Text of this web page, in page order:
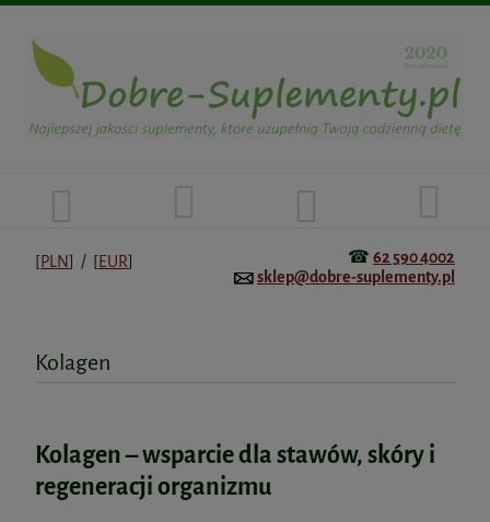
[PLN] / [EUR] ☎ 62 590 4002
sklep@dobre-suplementy.pl
Kolagen
Kolagen – wsparcie dla stawów, skóry i
regeneracji organizmu